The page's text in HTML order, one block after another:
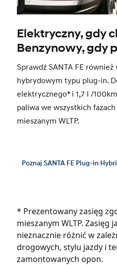
Elektryczny, gdy
Benzynowy, gdy
Sprawdź SANTA FE
hybrydowym typu plug-in.
elektrycznego* i 1,7 l /
paliwa we wszystkich
mieszanym WLTP.
Poznaj SANTA FE Plug-in
* Prezentowany zasięg
mieszanym WLTP. Zasięg
nieznacznie różnić w
drogowych, stylu jazdy i
zamontowanych opon.